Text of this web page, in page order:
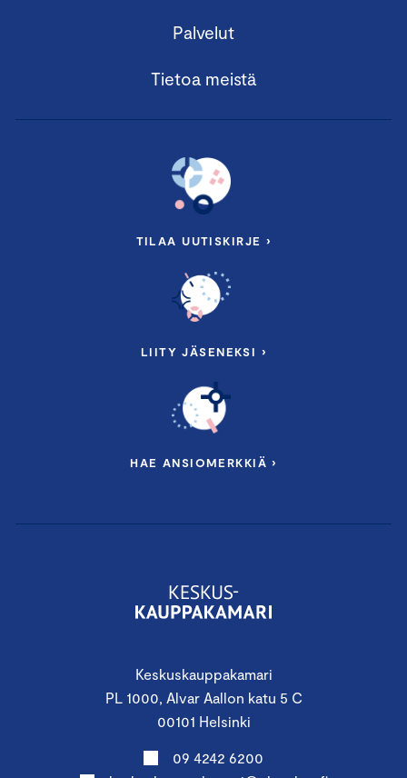
Keskuskauppakamari
PL 1000, Alvar Aallon katu 5 C
00101 Helsinki
09 4242 6200
Palvelut
Tietoa meistä
TILAA UUTISKIRJE ›
LIITY JÄSENEKSI ›
HAE ANSIOMERKKIÄ ›